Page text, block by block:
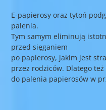
E-papierosy oraz tytoń
palenia.
Tym samym eliminują
przed sięganiem
po papierosy, jakim jest
przez rodziców. Dlatego
do palenia papierosów w